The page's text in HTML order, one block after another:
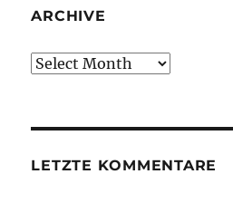
ARCHIVE
Archive
LETZTE KOMMENTARE